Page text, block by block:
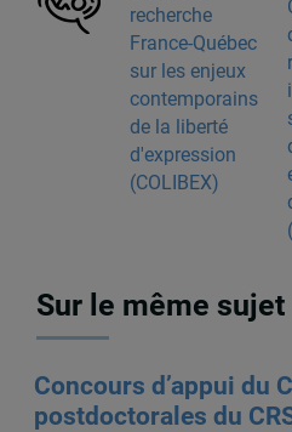
recherche
France-Québec
sur les enjeux
contemporains
de la liberté
d'expression
(COLIBEX)
Sur le même sujet
Concours d’appui du
postdoctorales du